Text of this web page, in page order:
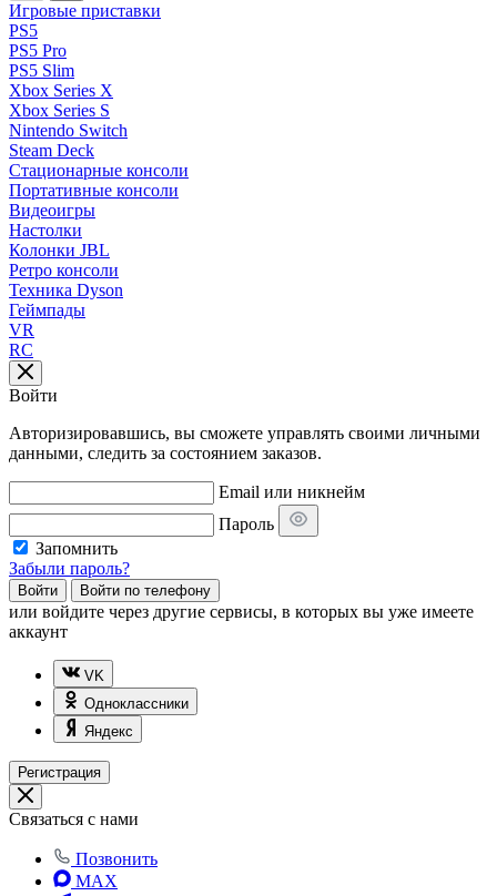
Игровые приставки
PS5
PS5 Pro
PS5 Slim
Xbox Series X
Xbox Series S
Nintendo Switch
Steam Deck
Стационарные консоли
Портативные консоли
Видеоигры
Настолки
Колонки JBL
Ретро консоли
Техника Dyson
Геймпады
VR
RC
Войти
Авторизировавшись, вы сможете управлять своими личными
данными, следить за состоянием заказов.
Email или никнейм
Пароль
Запомнить
Забыли пароль?
Войти Войти по телефону
или войдите через другие сервисы, в которых вы уже имеете
аккаунт
VK
Одноклассники
Яндекс
Регистрация
Связаться с нами
Позвонить
MAX